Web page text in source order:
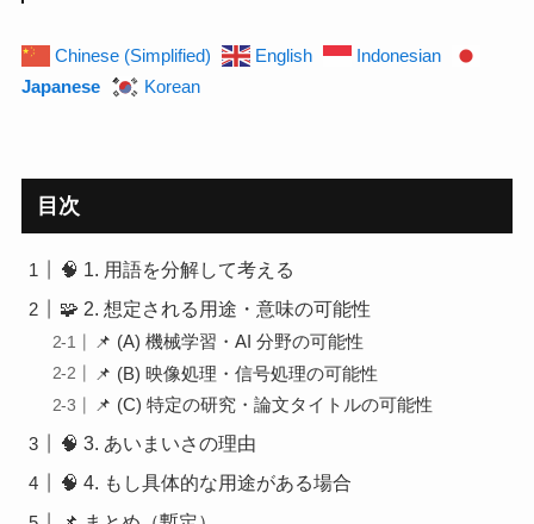
Chinese (Simplified) English
Indonesian
Japanese
Korean
目次
🧠 1. 用語を分解して考える
🧩 2. 想定される用途・意味の可能性
📌 (A) 機械学習・AI 分野の可能性
📌 (B) 映像処理・信号処理の可能性
📌 (C) 特定の研究・論文タイトルの可能性
🧠 3. あいまいさの理由
🧠 4. もし具体的な用途がある場合